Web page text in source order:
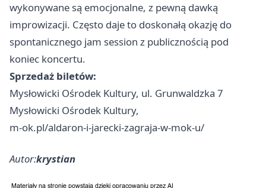
wykonywane są emocjonalne, z pewną dawką
improwizacji. Często daje to doskonałą okazję do
spontanicznego jam session z publicznością pod
koniec koncertu.
Sprzedaż biletów:
Mysłowicki Ośrodek Kultury, ul. Grunwaldzka 7
Mysłowicki Ośrodek Kultury,
m-ok.pl/aldaron-i-jarecki-zagraja-w-mok-u/
Autor:krystian